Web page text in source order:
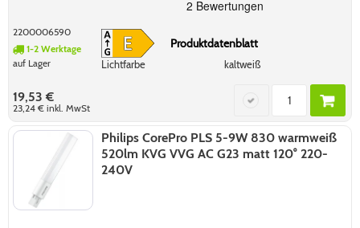
2200006590
1-2 Werktage
auf Lager
Produktdatenblatt
Lichtfarbe kaltweiß
19,53 €
23,24 €inkl. MwSt
Philips CorePro PLS 5-9W 830 warmweiß
520lm KVG VVG AC G23 matt 120° 220-
240V